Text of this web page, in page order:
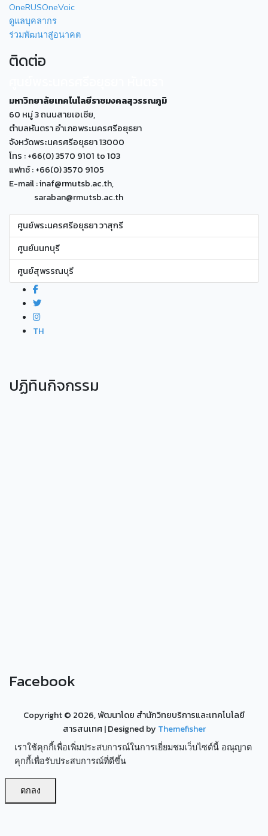
OneRUSOneVoic
ดูแลบุคลากร
ร่วมพัฒนาสู่อนาคต
ติดต่อ
มหาวิทยาลัยเทคโนโลยีราชมงคลสุวรรณภูมิ
60 หมู่ 3 ถนนสายเอเซีย,
ตำบลหันตรา อำเภอพระนครศรีอยุธยา
จังหวัดพระนครศรีอยุธยา 13000
โทร : +66(0) 3570 9101 to 103
แฟกซ์ : +66(0) 3570 9105
E-mail : inaf@rmutsb.ac.th,
saraban@rmutsb.ac.th
ศูนย์พระนครศรีอยุธยา วาสุกรี
ศูนย์นนทบุรี
ศูนย์สุพรรณบุรี
TH
ปฏิทินกิจกรรม
Facebook
Copyright © 2026, พัฒนาโดย สำนักวิทยบริการและเทคโนโลยี
สารสนเทศ| Designed by Themefisher
เราใช้คุกกี้เพื่อเพิ่มประสบการณ์ในการเยี่ยมชมเว็บไซต์นี้ อณุญาต
คุกกี้เพื่อรับประสบการณ์ที่ดีขึ้น
ตกลง